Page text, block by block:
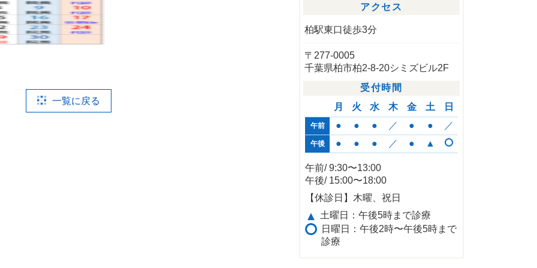
一覧に戻る
アクセス
柏駅東口徒歩3分
〒277-0005
千葉県柏市柏2-8-20シミズビル2F
受付時間
月
火 水 木 金 土 日
午前 ● ● ● ／ ● ● ／
午後 ● ● ● ／ ● ▲
午前/ 9:30〜13:00
午後/ 15:00〜18:00
【休診日】木曜、祝日
▲
土曜日：午後5時まで診療
日曜日：午後2時〜午後5時まで
診療